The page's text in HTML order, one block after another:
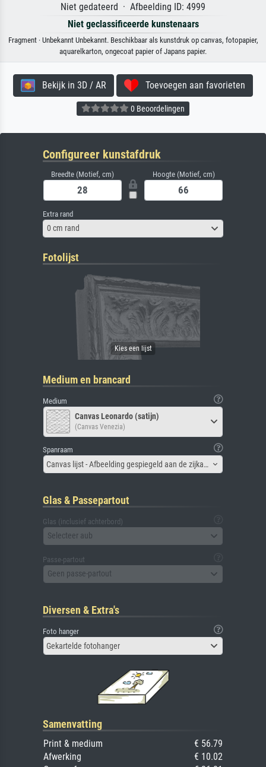
Niet gedateerd · Afbeelding ID: 4999
Niet geclassificeerde kunstenaars
Fragment · Unbekannt Unbekannt. Beschikbaar als kunstdruk op canvas, fotopapier,
aquarelkarton, ongecoat papier of Japans papier.
Bekijk in 3D / AR Toevoegen aan favorieten
0 Beoordelingen
Configureer kunstafdruk
Breedte (Motief, cm) Hoogte (Motief, cm)
Extra rand
0 cm rand
Fotolijst
Medium en brancard
Medium
Canvas Leonardo (satijn)
(Canvas Venezia)
Spanraam
Canvas lijst - Afbeelding gespiegeld aan de zijkant
Glas & Passepartout
Glas (inclusief achterbord)
Selecteer aub
Passe-partout
Geen passe-partout
Diversen & Extra's
Foto hanger
Gekartelde fotohanger
Samenvatting
Print & medium
€ 56.79
Afwerking
€ 10.02